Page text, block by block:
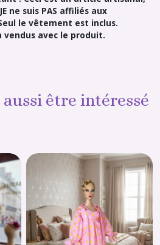
ne suis PAS affiliés aux
le vêtement est inclus.
vendus avec le produit.
être intéressé